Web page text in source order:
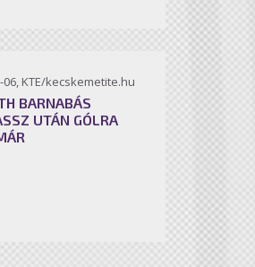
06, KTE/kecskemetite.hu
BARNABÁS
UTÁN GÓLRA